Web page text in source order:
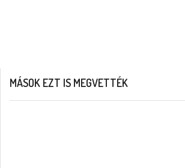
MÁSOK EZT IS MEGVETTÉK